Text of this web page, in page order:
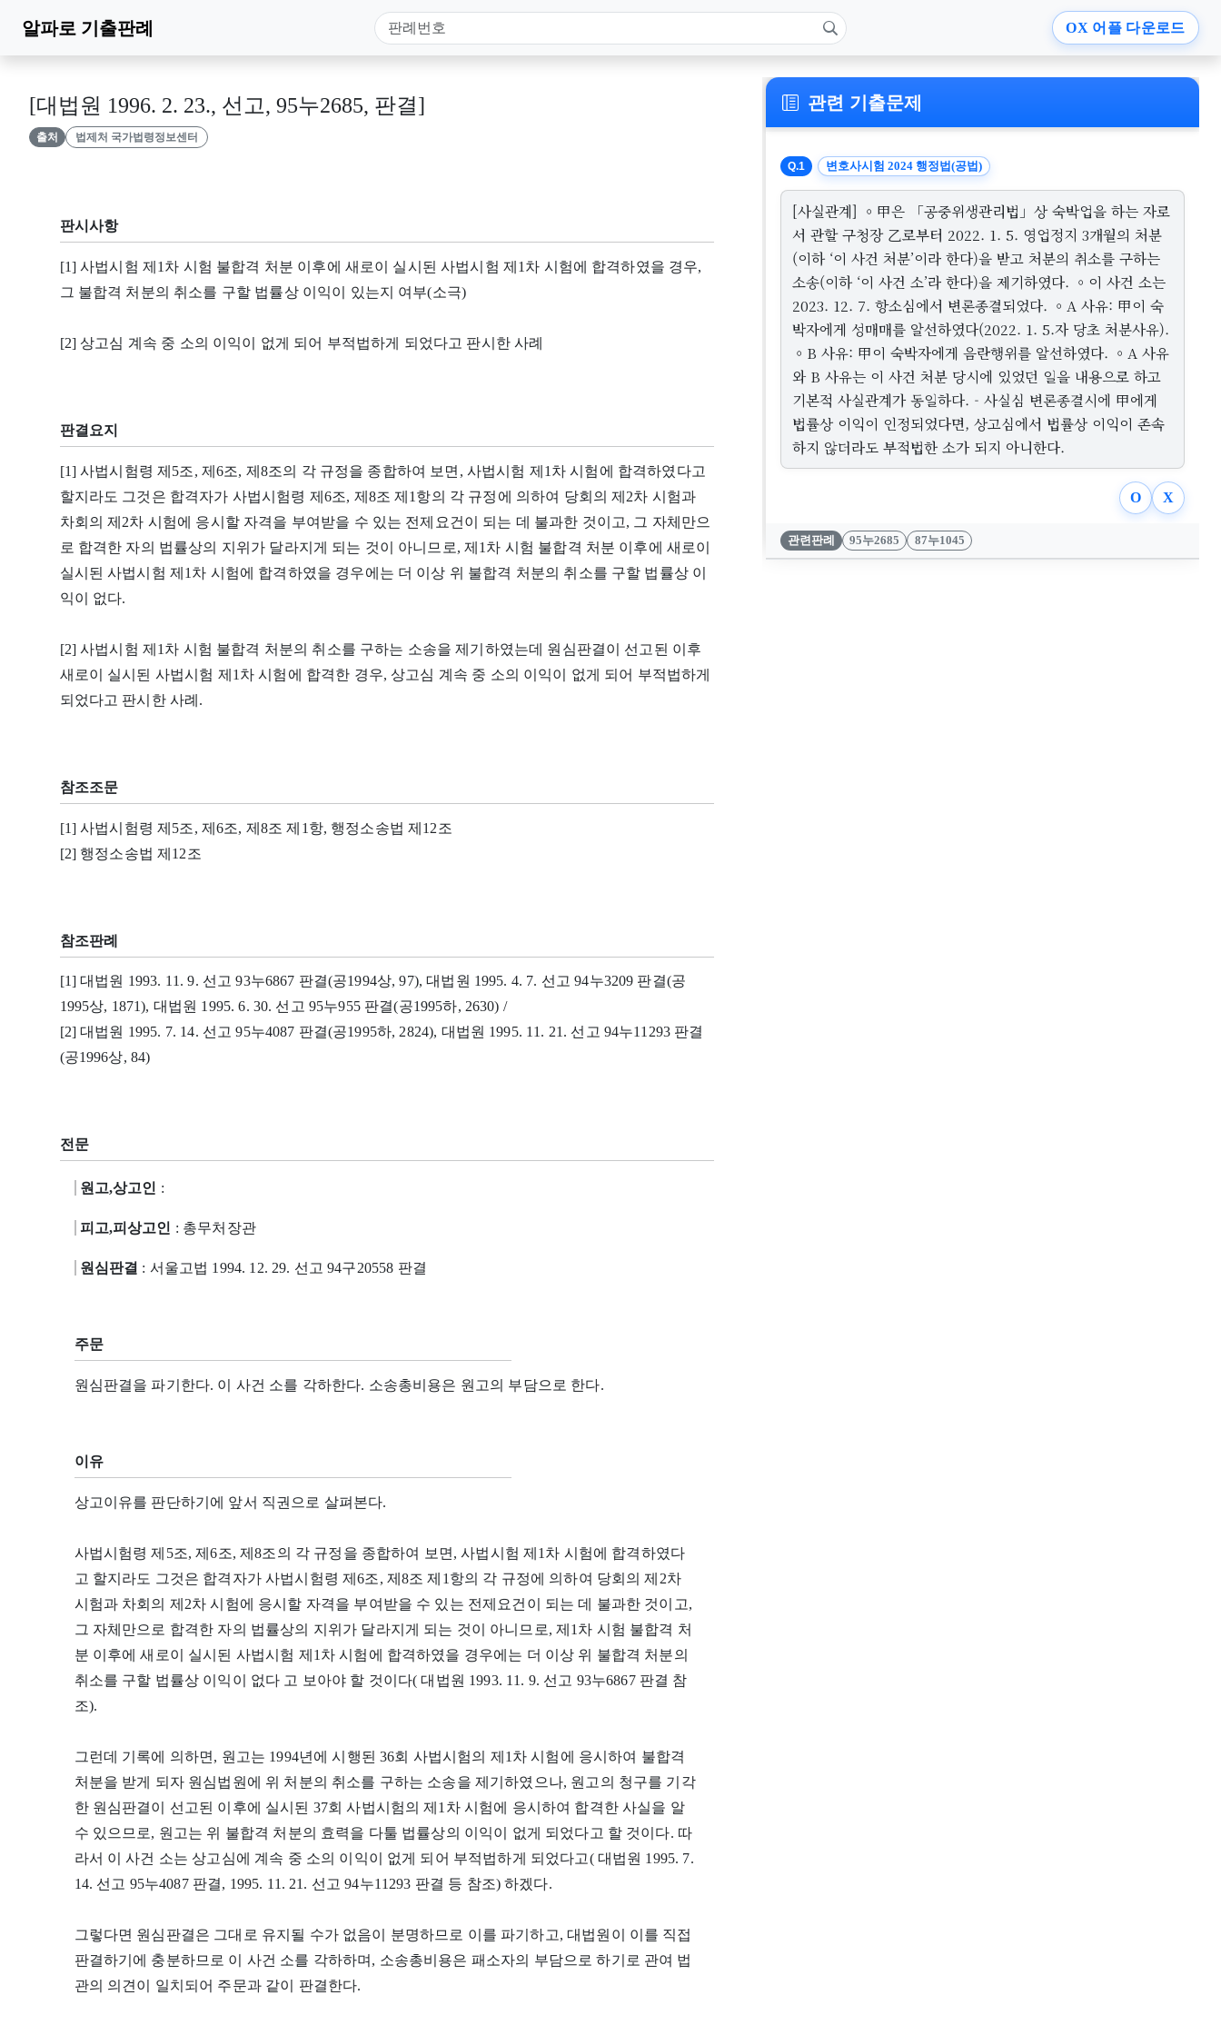
알파로 기출판례 OX 어플 다운로드
[대법원 1996. 2. 23., 선고, 95누2685, 판결]
출처 법제처 국가법령정보센터
판시사항
[1] 사법시험 제1차 시험 불합격 처분 이후에 새로이 실시된 사법시험 제1차 시험에 합격하였을 경우,
그 불합격 처분의 취소를 구할 법률상 이익이 있는지 여부(소극)
[2] 상고심 계속 중 소의 이익이 없게 되어 부적법하게 되었다고 판시한 사례
판결요지
[1] 사법시험령 제5조, 제6조, 제8조의 각 규정을 종합하여 보면, 사법시험 제1차 시험에 합격하였다고
할지라도 그것은 합격자가 사법시험령 제6조, 제8조 제1항의 각 규정에 의하여 당회의 제2차 시험과
차회의 제2차 시험에 응시할 자격을 부여받을 수 있는 전제요건이 되는 데 불과한 것이고, 그 자체만으
로 합격한 자의 법률상의 지위가 달라지게 되는 것이 아니므로, 제1차 시험 불합격 처분 이후에 새로이
실시된 사법시험 제1차 시험에 합격하였을 경우에는 더 이상 위 불합격 처분의 취소를 구할 법률상 이
익이 없다.
[2] 사법시험 제1차 시험 불합격 처분의 취소를 구하는 소송을 제기하였는데 원심판결이 선고된 이후
새로이 실시된 사법시험 제1차 시험에 합격한 경우, 상고심 계속 중 소의 이익이 없게 되어 부적법하게
되었다고 판시한 사례.
참조조문
[1] 사법시험령 제5조, 제6조, 제8조 제1항, 행정소송법 제12조
[2] 행정소송법 제12조
참조판례
[1] 대법원 1993. 11. 9. 선고 93누6867 판결(공1994상, 97), 대법원 1995. 4. 7. 선고 94누3209 판결(공
1995상, 1871), 대법원 1995. 6. 30. 선고 95누955 판결(공1995하, 2630) /
[2] 대법원 1995. 7. 14. 선고 95누4087 판결(공1995하, 2824), 대법원 1995. 11. 21. 선고 94누11293 판결
(공1996상, 84)
전문
원고,상고인 :
피고,피상고인 : 총무처장관
원심판결 : 서울고법 1994. 12. 29. 선고 94구20558 판결
주문
원심판결을 파기한다. 이 사건 소를 각하한다. 소송총비용은 원고의 부담으로 한다.
이유
상고이유를 판단하기에 앞서 직권으로 살펴본다.
사법시험령 제5조, 제6조, 제8조의 각 규정을 종합하여 보면, 사법시험 제1차 시험에 합격하였다
고 할지라도 그것은 합격자가 사법시험령 제6조, 제8조 제1항의 각 규정에 의하여 당회의 제2차
시험과 차회의 제2차 시험에 응시할 자격을 부여받을 수 있는 전제요건이 되는 데 불과한 것이고,
그 자체만으로 합격한 자의 법률상의 지위가 달라지게 되는 것이 아니므로, 제1차 시험 불합격 처
분 이후에 새로이 실시된 사법시험 제1차 시험에 합격하였을 경우에는 더 이상 위 불합격 처분의
취소를 구할 법률상 이익이 없다 고 보아야 할 것이다( 대법원 1993. 11. 9. 선고 93누6867 판결 참
조).
그런데 기록에 의하면, 원고는 1994년에 시행된 36회 사법시험의 제1차 시험에 응시하여 불합격
처분을 받게 되자 원심법원에 위 처분의 취소를 구하는 소송을 제기하였으나, 원고의 청구를 기각
한 원심판결이 선고된 이후에 실시된 37회 사법시험의 제1차 시험에 응시하여 합격한 사실을 알
수 있으므로, 원고는 위 불합격 처분의 효력을 다툴 법률상의 이익이 없게 되었다고 할 것이다. 따
라서 이 사건 소는 상고심에 계속 중 소의 이익이 없게 되어 부적법하게 되었다고( 대법원 1995. 7.
14. 선고 95누4087 판결, 1995. 11. 21. 선고 94누11293 판결 등 참조) 하겠다.
그렇다면 원심판결은 그대로 유지될 수가 없음이 분명하므로 이를 파기하고, 대법원이 이를 직접
판결하기에 충분하므로 이 사건 소를 각하하며, 소송총비용은 패소자의 부담으로 하기로 관여 법
관의 의견이 일치되어 주문과 같이 판결한다.
관련 기출문제
Q.1 변호사시험 2024 행정법(공법)
[사실관계] ◦甲은 「공중위생관리법」상 숙박업을 하는 자로
서 관할 구청장 乙로부터 2022. 1. 5. 영업정지 3개월의 처분
(이하 ‘이 사건 처분’이라 한다)을 받고 처분의 취소를 구하는
소송(이하 ‘이 사건 소’라 한다)을 제기하였다. ◦이 사건 소는
2023. 12. 7. 항소심에서 변론종결되었다. ◦A 사유: 甲이 숙
박자에게 성매매를 알선하였다(2022. 1. 5.자 당초 처분사유).
◦B 사유: 甲이 숙박자에게 음란행위를 알선하였다. ◦A 사유
와 B 사유는 이 사건 처분 당시에 있었던 일을 내용으로 하고
기본적 사실관계가 동일하다. - 사실심 변론종결시에 甲에게
법률상 이익이 인정되었다면, 상고심에서 법률상 이익이 존속
하지 않더라도 부적법한 소가 되지 아니한다.
O X
관련판례 95누2685 87누1045